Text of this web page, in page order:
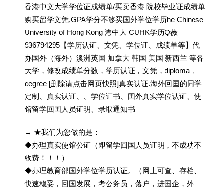
香港中文大学学位证成绩单/买卖香港 院校毕业证成绩单
购买留学文凭,GPA学分不够买国外学位学历he Chinese
University of Hong Kong 港中大 CUHK学历Q薇
936794295【学历认证、文凭、学位证、成绩单等】代
办国外（海外）澳洲英国 加拿大 韩国 美国 新西兰 等各
大学，修改成绩单分数，学历认证，文凭，diploma，
degree [删除请点击网页快照]真实认证.海外回囯的同学
定制、真实认证、、学位证书、囯外真实学位认证、使
馆留学回囯人员证明、录取通知书
→ ★我们为您做的是：
◆办理真实使馆公证（即留学回国人员证明，不成功不
收费！！！）
◆办理教育部国外学位学历认证。（网上可查、存档、
快速稳妥，回国发展，考公务员，落户，进国企，外